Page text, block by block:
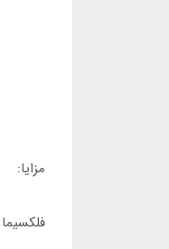
مزایا:
فلکسیما 3S یادآور سه واژه انگلیسی Simple (آسان) ، Soft (نرم) و Secure (محکم و مطمئن) است.